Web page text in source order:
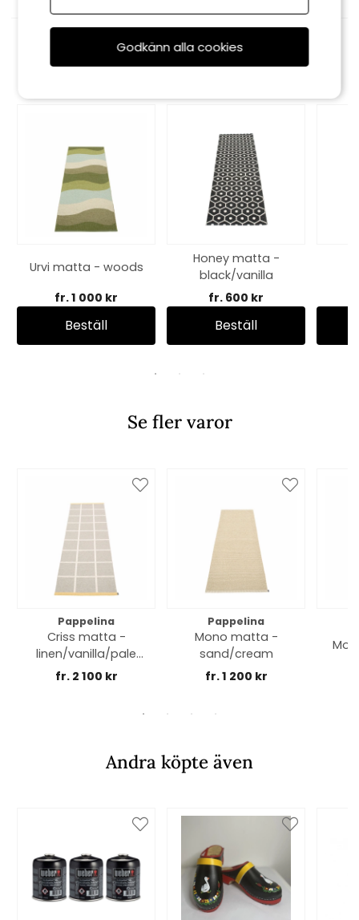
Rekommenderade tillbehör
Urvi matta - woods
fr. 1 000 kr
Beställ
Honey matta -
black/vanilla
fr. 600 kr
Beställ
Se fler varor
Pappelina
Criss matta -
linen/vanilla/pale
yellow edge
fr. 2 100 kr
Pappelina
Mono matta -
sand/cream
fr. 1 200 kr
Andra köpte även
Godkänn alla cookies